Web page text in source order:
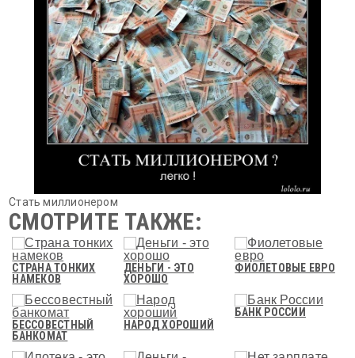
Стать миллионером
СМОТРИТЕ ТАКЖЕ:
СТРАНА ТОНКИХ
НАМЕКОВ
ДЕНЬГИ - ЭТО
ХОРОШО
ФИОЛЕТОВЫЕ ЕВРО
БЕССОВЕСТНЫЙ
БАНКОМАТ
НАРОД ХОРОШИЙ
БАНК РОССИИ